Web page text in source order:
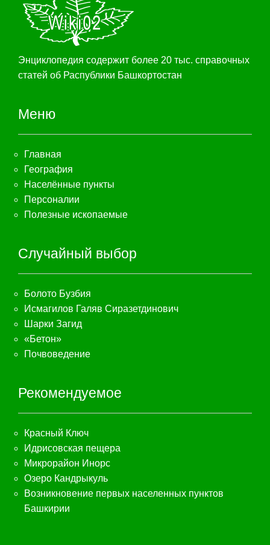
Энциклопедия содержит более 20 тыс. справочных
статей об Распублики Башкортостан
Меню
Главная
География
Населённые пункты
Персоналии
Полезные ископаемые
Случайный выбор
Болото Бузбия
Исмагилов Галяв Сиразетдинович
Шарки Загид
«Бетон»
Почвоведение
Рекомендуемое
Красный Ключ
Идрисовская пещера
Микрорайон Инорс
Озеро Кандрыкуль
Возникновение первых населенных пунктов
Башкирии